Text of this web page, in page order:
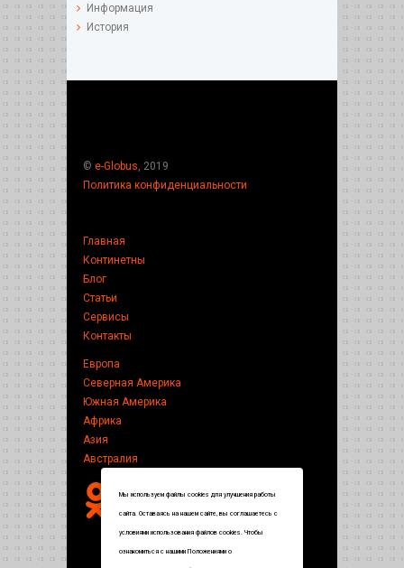
Информация
История
© e-Globus , 2019
Политика конфиденциальности
Главная
Континетны
Блог
Статьи
Сервисы
Контакты
Европа
Северная Америка
Южная Америка
Африка
Азия
Австралия
Мы используем файлы cookies для улучшения работы
сайта. Оставаясь на нашем сайте, вы соглашаетесь с
условиями использования файлов cookies. Чтобы
ознакомиться с нашими Положениями о